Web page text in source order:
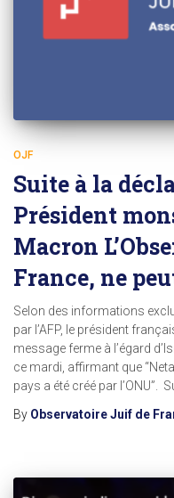
OJF
Suite à la
Président
Macron
France, ne
Selon des informations
par l’AFP, le président
message ferme à l’égard
ce mardi, affirmant que
pays a été créé par l’ONU”.
By Observatoire Juif de